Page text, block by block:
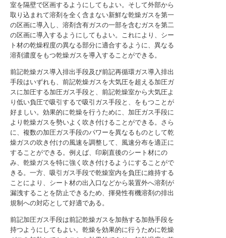
室を隔壁で区画するようにしてもよい。そして外部から
取り込まれて溶剤を全く含まない新鮮な乾燥ガスを第一
の区画に導入し、溶剤含有ガスの一部を含むガスを第二
の区画に導入するようにしてもよい。これにより、シー
ト材の乾燥程度の異なる部分に適合するように、異なる
溶剤濃度をもつ乾燥ガスを導入することができる。
前記乾燥ガス導入排出手段及び前記再循環ガス導入排出
手段はいずれも、前記乾燥ガスを大気圧を超える加圧ガ
スに加圧する加圧ガス手段と、前記乾燥室から大気圧よ
り低い負圧で吸引するで吸引ガス手段と、をもつことが
好ましい。効果的に乾燥を行うために、加圧ガス手段に
より乾燥ガスを勢いよく吹き付けることができる。さら
に、複数の加圧ガス手段のパワーを異なるものとして乾
燥ガスの吹き付けの風速を調整して、風速分布を適正に
することができる。例えば、印刷直後のシート材にの
み、乾燥ガスを特に強く吹き付けるようにすることがで
きる。一方、吸引ガス手段で乾燥室内を負圧に維持する
ことにより、シート材の出入口などから装置外へ溶剤が
漏洩することを防止できるため、揮発性有機溶剤の排出
規制への対応として好適である。
前記加圧ガス手段は前記乾燥ガスを加熱する加熱手段を
持つようにしてもよい。乾燥を効果的に行うために乾燥